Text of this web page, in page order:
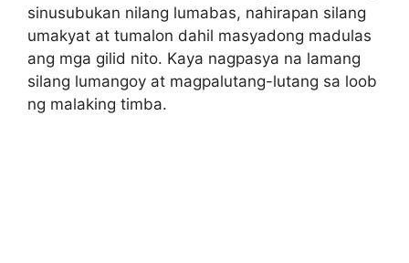
sinusubukan nilang lumabas, nahirapan silang
umakyat at tumalon dahil masyadong madulas
ang mga gilid nito. Kaya nagpasya na lamang
silang lumangoy at magpalutang-lutang sa loob
ng malaking timba.